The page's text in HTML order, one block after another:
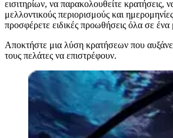
εισιτηρίων, να παρακολουθείτε κρατήσεις,
μελλοντικούς περιορισμούς και
προσφέρετε ειδικές προωθήσεις όλα σε ένα
Αποκτήστε μια λύση κρατήσεων που
τους πελάτες να επιστρέφουν.